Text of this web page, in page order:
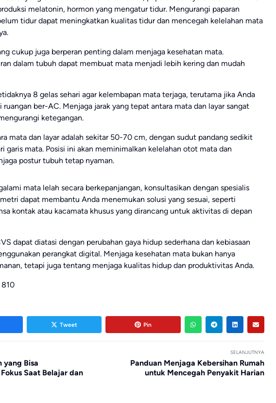
melatonin, hormon yang mengatur tidur. Mengurangi paparan
tidur dapat meningkatkan kualitas tidur dan mencegah kelelahan mata
cukup juga berperan penting dalam menjaga kesehatan mata.
dalam tubuh dapat membuat mata menjadi lebih kering dan mudah
8 gelas sehari agar kelembapan mata terjaga, terutama jika Anda
ruangan ber-AC. Menjaga jarak yang tepat antara mata dan layar sangat
ketegangan.
mata dan layar adalah sekitar 50-70 cm, dengan sudut pandang sedikit
garis mata. Posisi ini akan meminimalkan kelelahan otot mata dan
postur tubuh tetap nyaman.
mata lelah secara berkepanjangan, konsultasikan dengan spesialis
dapat membantu Anda menemukan solusi yang sesuai, seperti
kontak atau kacamata khusus yang dirancang untuk aktivitas di depan
dapat diatasi dengan perubahan gaya hidup sederhana dan kebiasaan
perangkat digital. Menjaga kesehatan mata bukan hanya
tetapi juga tentang menjaga kualitas hidup dan produktivitas Anda.
810
Tweet Pin
yang Bisa
Saat Belajar dan
SELANJUTNYA
Panduan Menjaga Kebersihan Rumah
untuk Mencegah Penyakit Harian